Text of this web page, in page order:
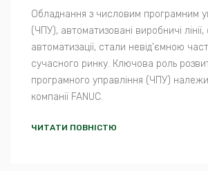
Обладнання з числовим програмним
(ЧПУ), автоматизовані виробничі
автоматизації, стали невід'ємною
сучасного ринку. Ключова роль
програмного управління (ЧПУ)
компанії FANUC.
ЧИТАТИ ПОВНІСТЮ